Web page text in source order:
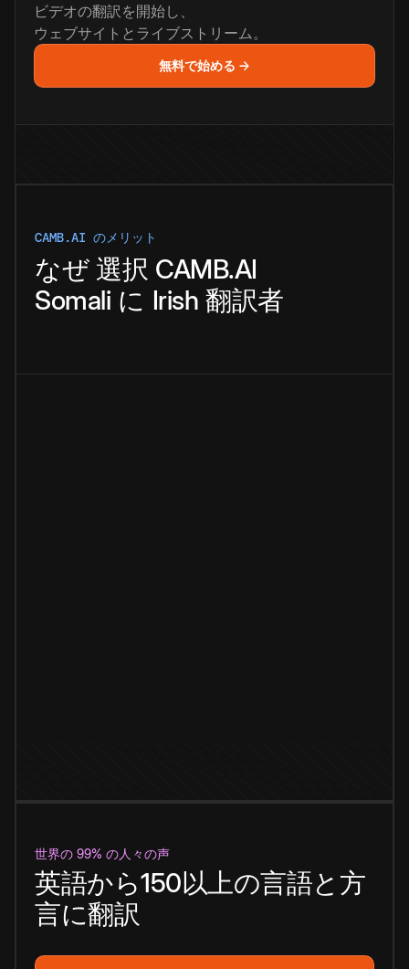
ビデオの翻訳を開始し、
ウェブサイトとライブストリーム。
無料で始める →
CAMB.AI のメリット
なぜ 選択 CAMB.AI
Somali に Irish 翻訳者
世界の 99% の人々の声
英語から150以上の言語と方
言に翻訳